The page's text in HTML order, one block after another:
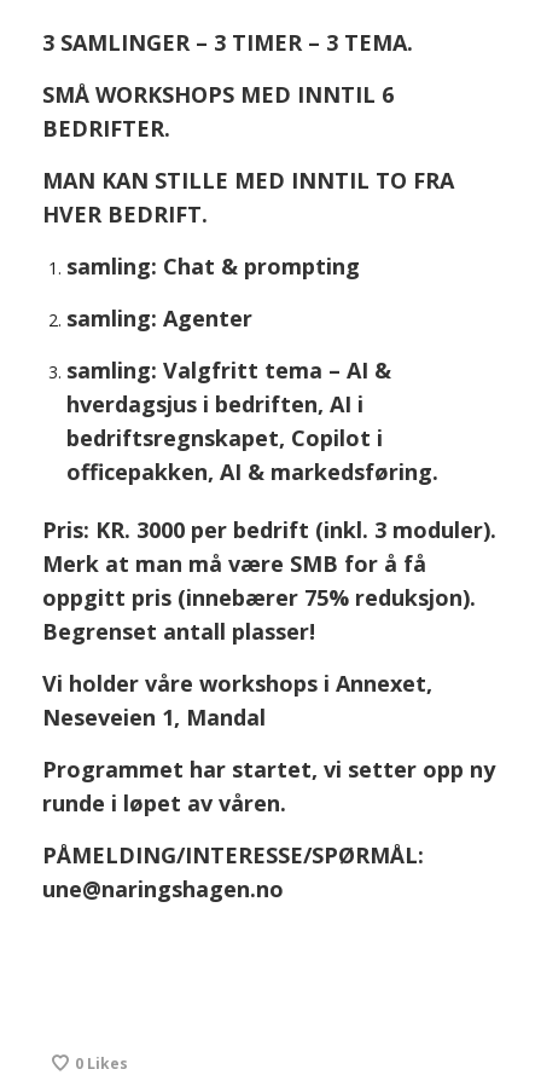
3 SAMLINGER – 3 TIMER – 3 TEMA.
SMÅ WORKSHOPS MED INNTIL 6
BEDRIFTER.
MAN KAN STILLE MED INNTIL TO FRA
HVER BEDRIFT.
samling: Chat & prompting
samling: Agenter
samling: Valgfritt tema – AI &
hverdagsjus i bedriften, AI i
bedriftsregnskapet, Copilot i
officepakken, AI & markedsføring.
Pris: KR. 3000 per bedrift (inkl. 3 moduler).
Merk at man må være SMB for å få
oppgitt pris (innebærer 75% reduksjon).
Begrenset antall plasser!
Vi holder våre workshops i Annexet,
Neseveien 1, Mandal
Programmet har startet, vi setter opp ny
runde i løpet av våren.
PÅMELDING/INTERESSE/SPØRMÅL:
une@naringshagen.no
0 Likes